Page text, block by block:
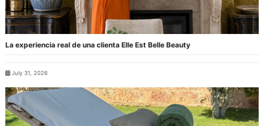
La experiencia real de una clienta Elle Est Belle Beauty
July 31, 2026